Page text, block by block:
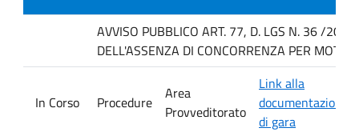
AVVISO PUBBLICO ART. 77, D. LGS N. 36 /
DELL'ASSENZA DI CONCORRENZA PER MOTIVI
In Corso Procedure
Area
Provveditorato
Link alla
documentazione
di gara